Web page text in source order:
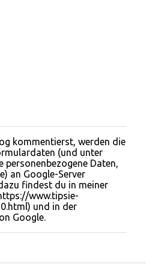
kommentierst, werden die
(und unter
personenbezogene Daten,
an Google-Server
findest du in meiner
www.tipsie-
und in der
Google.